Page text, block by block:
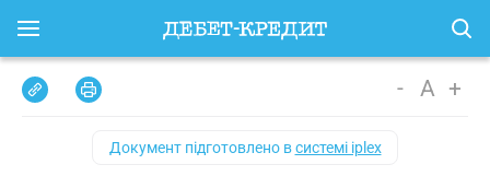
- A +
Документ підготовлено всистемі iplex